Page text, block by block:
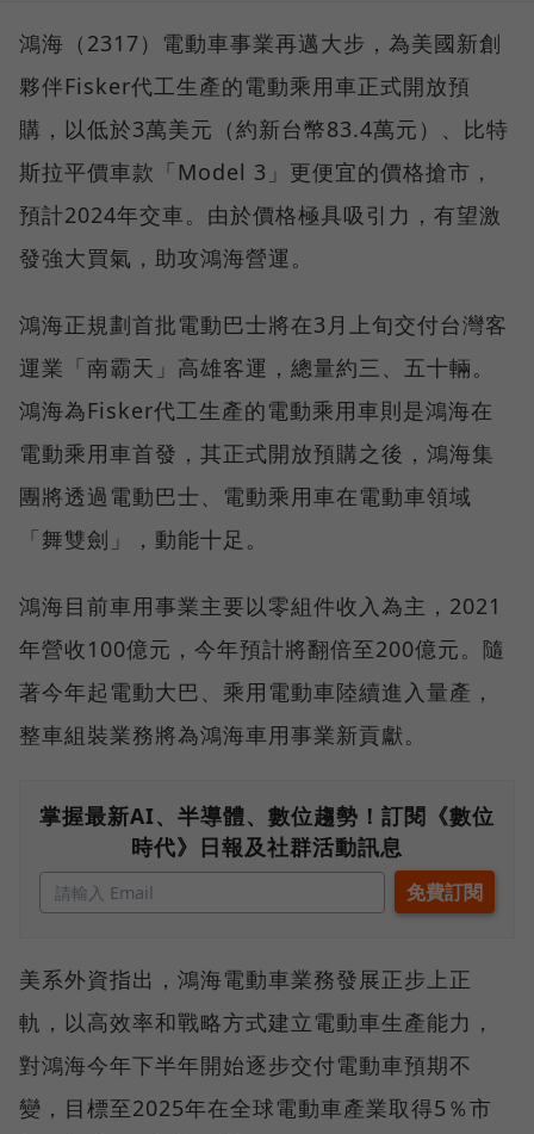
鴻海（2317）電動車事業再邁大步，為美國新創
夥伴Fisker代工生產的電動乘用車正式開放預
購，以低於3萬美元（約新台幣83.4萬元）、比特
斯拉平價車款「Model 3」更便宜的價格搶市，
預計2024年交車。由於價格極具吸引力，有望激
發強大買氣，助攻鴻海營運。
鴻海正規劃首批電動巴士將在3月上旬交付台灣客
運業「南霸天」高雄客運，總量約三、五十輛。
鴻海為Fisker代工生產的電動乘用車則是鴻海在
電動乘用車首發，其正式開放預購之後，鴻海集
團將透過電動巴士、電動乘用車在電動車領域
「舞雙劍」，動能十足。
鴻海目前車用事業主要以零組件收入為主，2021
年營收100億元，今年預計將翻倍至200億元。隨
著今年起電動大巴、乘用電動車陸續進入量產，
整車組裝業務將為鴻海車用事業新貢獻。
掌握最新AI、半導體、數位趨勢！訂閱《數位
時代》日報及社群活動訊息
美系外資指出，鴻海電動車業務發展正步上正
軌，以高效率和戰略方式建立電動車生產能力，
對鴻海今年下半年開始逐步交付電動車預期不
變，目標至2025年在全球電動車產業取得5％市